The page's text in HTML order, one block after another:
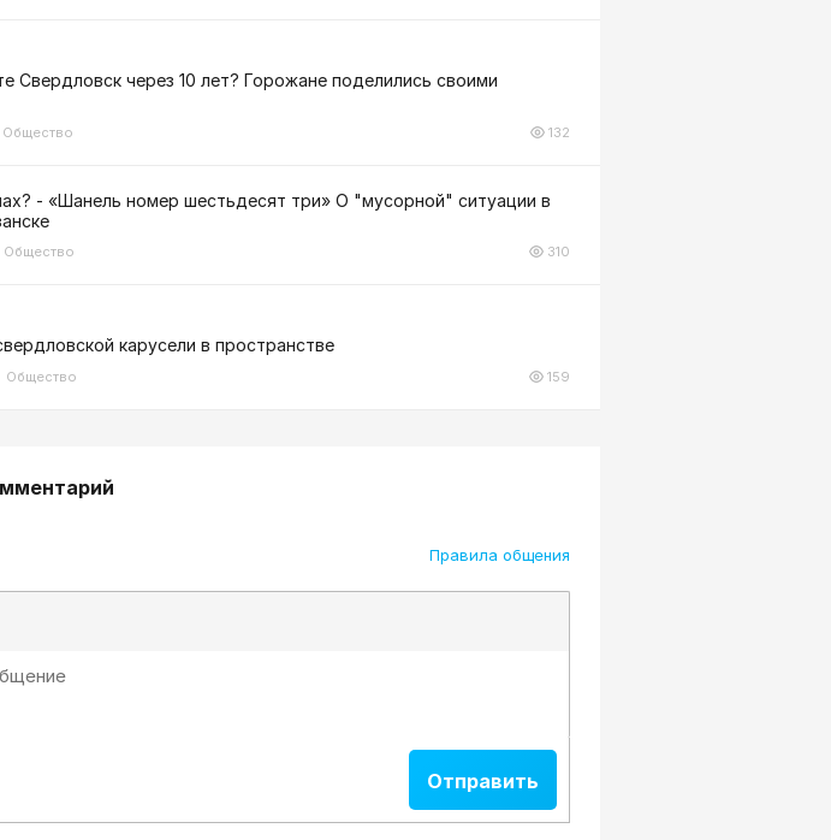
Свердловск через 10 лет? Горожане поделились своими
Общество 132
- «Шанель номер шестьдесят три» О "мусорной" ситуации в
Общество 310
карусели в пространстве
Общество 159
Правила общения